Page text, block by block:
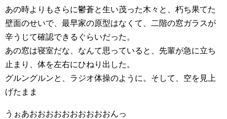
あの時よりもさらに鬱蒼と生い茂った木々と、朽ち果てた
壁面のせいで、最早家の原型はなくて、二階の窓ガラスが
辛うじて確認できるぐらいだった。
あの窓は寝室だな、なんて思っていると、先輩が急に立ち
止まり、体を左右にひねり出した。
グルングルンと、ラジオ体操のように。そして、空を見上
げたまま
うぉあおおおおおおおおおおんっ